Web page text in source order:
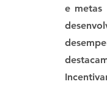
e metas